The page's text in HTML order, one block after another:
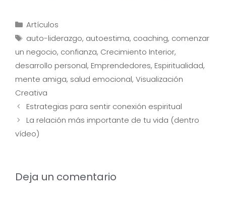
Categorías
Artículos
Etiquetas
auto-liderazgo, autoestima, coaching, comenzar
un negocio, confianza, Crecimiento Interior,
desarrollo personal, Emprendedores, Espiritualidad,
mente amiga, salud emocional, Visualización
Creativa
Navegación
de
entradas
Estrategias para sentir conexión espiritual
La relación más importante de tu vida (dentro
vídeo)
Deja un comentario